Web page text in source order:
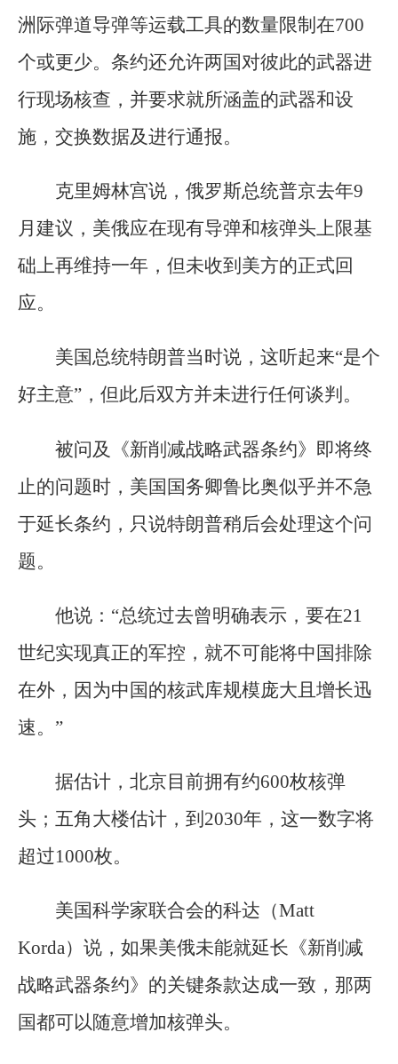
洲际弹道导弹等运载工具的数量限制在700
个或更少。条约还允许两国对彼此的武器进
行现场核查，并要求就所涵盖的武器和设
施，交换数据及进行通报。
克里姆林宫说，俄罗斯总统普京去年9
月建议，美俄应在现有导弹和核弹头上限基
础上再维持一年，但未收到美方的正式回
应。
美国总统特朗普当时说，这听起来“是个
好主意”，但此后双方并未进行任何谈判。
被问及《新削减战略武器条约》即将终
止的问题时，美国国务卿鲁比奥似乎并不急
于延长条约，只说特朗普稍后会处理这个问
题。
他说：“总统过去曾明确表示，要在21
世纪实现真正的军控，就不可能将中国排除
在外，因为中国的核武库规模庞大且增长迅
速。”
据估计，北京目前拥有约600枚核弹
头；五角大楼估计，到2030年，这一数字将
超过1000枚。
美国科学家联合会的科达（Matt
Korda）说，如果美俄未能就延长《新削减
战略武器条约》的关键条款达成一致，那两
国都可以随意增加核弹头。